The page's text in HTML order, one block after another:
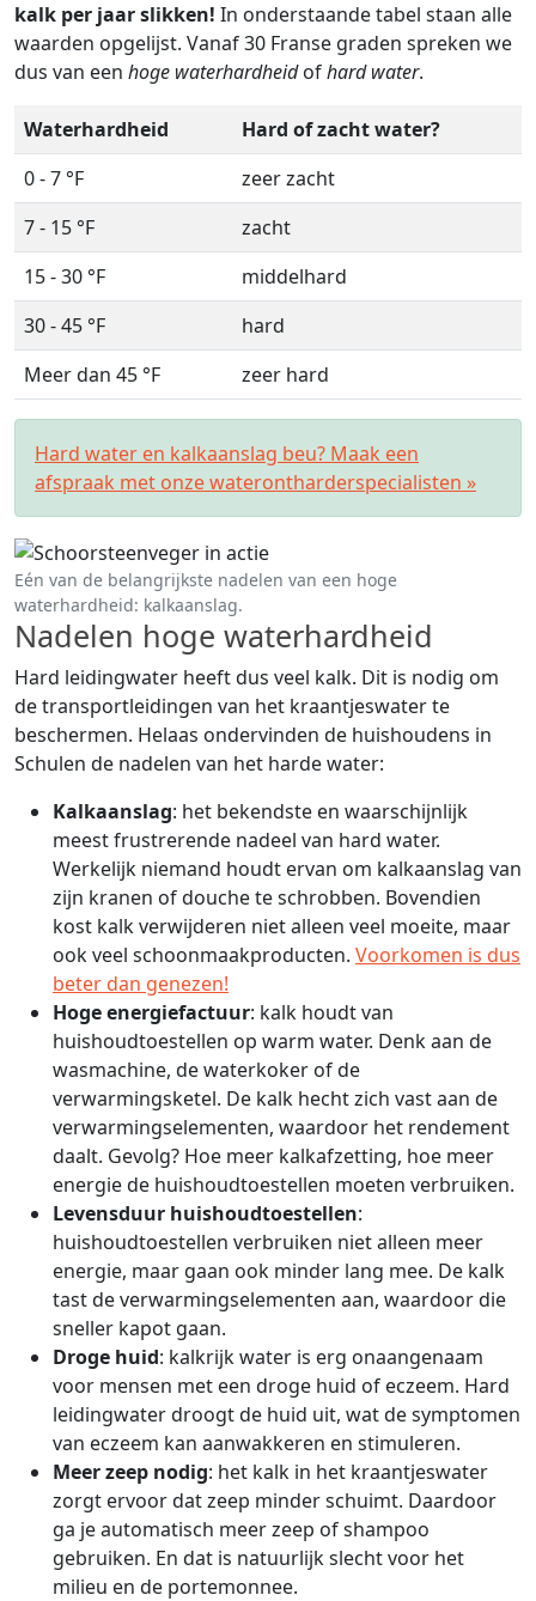
kalk per jaar slikken! In onderstaande tabel staan alle
waarden opgelijst. Vanaf 30 Franse graden spreken we
dus van een hoge waterhardheidofhard water.
Waterhardheid
Hard of zacht water?
0 - 7 °F
zeer zacht
7 - 15 °F
zacht
15 - 30 °F
middelhard
30 - 45 °F
hard
Meer dan 45 °F
zeer hard
Hard water en kalkaanslag beu? Maak een
afspraak met onze waterontharderspecialisten »
Eén van de belangrijkste nadelen van een hoge
waterhardheid: kalkaanslag.
Nadelen hoge waterhardheid
Hard leidingwater heeft dus veel kalk. Dit is nodig om
de transportleidingen van het kraantjeswater te
beschermen. Helaas ondervinden de huishoudens in
Schulen de nadelen van het harde water:
Kalkaanslag: het bekendste en waarschijnlijk
meest frustrerende nadeel van hard water.
Werkelijk niemand houdt ervan om kalkaanslag van
zijn kranen of douche te schrobben. Bovendien
kost kalk verwijderen niet alleen veel moeite, maar
ook veel schoonmaakproducten. Voorkomen is dus
beter dan genezen!
Hoge energiefactuur: kalk houdt van
huishoudtoestellen op warm water. Denk aan de
wasmachine, de waterkoker of de
verwarmingsketel. De kalk hecht zich vast aan de
verwarmingselementen, waardoor het rendement
daalt. Gevolg? Hoe meer kalkafzetting, hoe meer
energie de huishoudtoestellen moeten verbruiken.
Levensduur huishoudtoestellen:
huishoudtoestellen verbruiken niet alleen meer
energie, maar gaan ook minder lang mee. De kalk
tast de verwarmingselementen aan, waardoor die
sneller kapot gaan.
Droge huid: kalkrijk water is erg onaangenaam
voor mensen met een droge huid of eczeem. Hard
leidingwater droogt de huid uit, wat de symptomen
van eczeem kan aanwakkeren en stimuleren.
Meer zeep nodig: het kalk in het kraantjeswater
zorgt ervoor dat zeep minder schuimt. Daardoor
ga je automatisch meer zeep of shampoo
gebruiken. En dat is natuurlijk slecht voor het
milieu en de portemonnee.